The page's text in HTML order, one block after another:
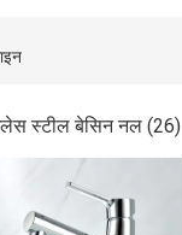
स्टील बेसिन नल (26)
अच्छी कीमत